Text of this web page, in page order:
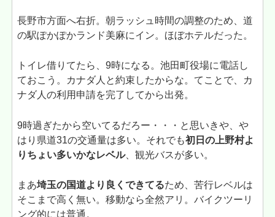
長野市方面へ右折。朝ラッシュ時間の調整のため、道
の駅ぽかぽかランド美麻にイン。ほぼホテルだった。
トイレ借りてたら、9時になる。池田町役場に電話し
ておこう。カナダ人と約束したからな。てことで、カ
ナダ人の利用申請を完了してから出発。
9時過ぎたから空いてるだろー・・・と思いきや、や
はり県道31の交通量は多い。それでも初日の上野村よ
りちょい多いかなレベル、観光バスが多い。
まあ埼玉の国道より良くできてるため、苦行レベルは
そこまで高く無い。移動なら全然アリ。バイクツーリ
ング的には普通。